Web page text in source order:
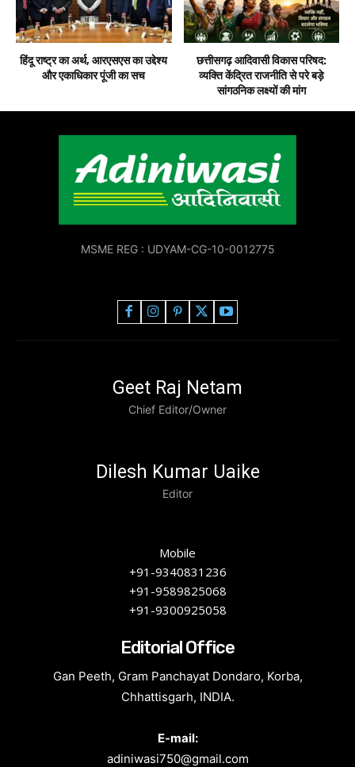
हिंदू राष्ट्र का अर्थ, आरएसएस का उद्देश्य
और एकाधिकार पूंजी का सच
छत्तीसगढ़ आदिवासी विकास परिषद:
व्यक्ति केंद्रित राजनीति से परे बड़े
सांगठनिक लक्ष्यों की मांग
MSME REG : UDYAM-CG-10-0012775
Geet Raj Netam
Chief Editor/Owner
Dilesh Kumar Uaike
Editor
Mobile
+91-9340831236
+91-9589825068
+91-9300925058
Editorial Office
Gan Peeth, Gram Panchayat Dondaro, Korba,
Chhattisgarh, INDIA.
E-mail:
adiniwasi750@gmail.com